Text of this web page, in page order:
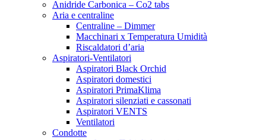
Anidride Carbonica – Co2 tabs
Aria e centraline
Centraline – Dimmer
Macchinari x Temperatura Umidità
Riscaldatori d’aria
Aspiratori-Ventilatori
Aspiratori Black Orchid
Aspiratori domestici
Aspiratori PrimaKlima
Aspiratori silenziati e cassonati
Aspiratori VENTS
Ventilatori
Condotte